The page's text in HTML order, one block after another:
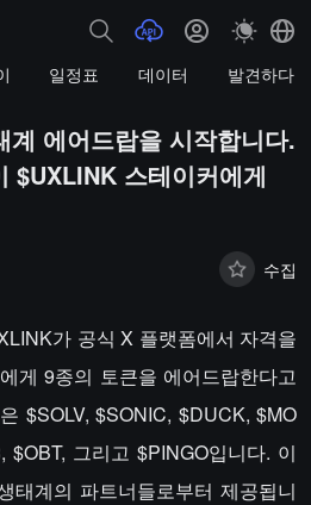
일정표 데이터 발견하다
계 에어드랍을 시작합니다.
$UXLINK 스테이커에게
수집
가 공식 X 플랫폼에서 자격을
게 9종의 토큰을 에어드랍한다고
$SOLV, $SONIC, $DUCK, $MO
$OBT, 그리고 $PINGO입니다. 이
태계의 파트너들로부터 제공됩니